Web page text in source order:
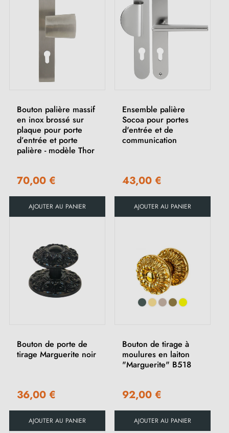
Bouton palière massif
en inox brossé sur
plaque pour porte
d’entrée et porte
palière - modèle Thor
70,00 €
AJOUTER AU PANIER
Ensemble palière
Socoa pour portes
d'entrée et de
communication
43,00 €
AJOUTER AU PANIER
Bouton de porte de
tirage Marguerite noir
36,00 €
AJOUTER AU PANIER
Bouton de tirage à
moulures en laiton
"Marguerite" B518
92,00 €
AJOUTER AU PANIER